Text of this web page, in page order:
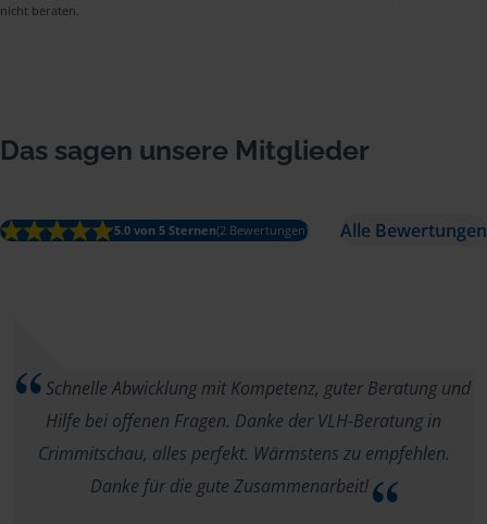
nicht beraten.
Das sagen unsere Mitglieder
5.0 von 5 Sternen(2 Bewertungen) Alle Bewertungen
Schnelle Abwicklung mit Kompetenz, guter Beratung und
Hilfe bei offenen Fragen. Danke der VLH-Beratung in
Crimmitschau, alles perfekt. Wärmstens zu empfehlen.
Danke für die gute Zusammenarbeit!